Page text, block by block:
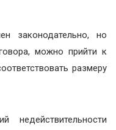
законодательно, но
можно прийти к
размеру